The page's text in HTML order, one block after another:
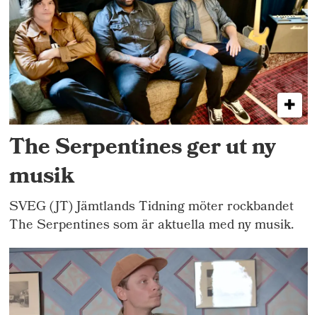
The Serpentines ger ut ny
musik
SVEG (JT) Jämtlands Tidning möter rockbandet
The Serpentines som är aktuella med ny musik.